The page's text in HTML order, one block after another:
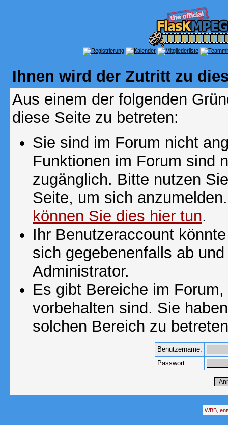
Ihnen wird der Zutritt zu
Aus einem der folgenden
diese Seite zu betreten:
Sie sind im Forum nicht
Funktionen im Forum sind
zugänglich. Bitte nutzen
Seite, um sich
können Sie dies hier tun.
Ihr Benutzeraccount
sich gegebenenfalls ab
Administrator.
Es gibt Bereiche im
vorbehalten sind. Sie
solchen Bereich zu
Benutzername:
Passwort:
WBB,